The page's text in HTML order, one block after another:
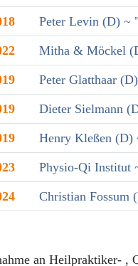
Peter Levin (D) ~
Mitha & Möckel
Peter Glatthaar
Dieter Sielmann
Henry Kleßen (D)
Physio-Qi Institut
Christian Fossum
an Heilpraktiker- ,